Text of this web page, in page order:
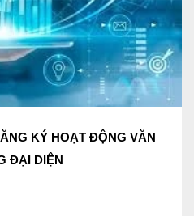
KÝ HOẠT ĐỘNG VĂN
ĐẠI DIỆN